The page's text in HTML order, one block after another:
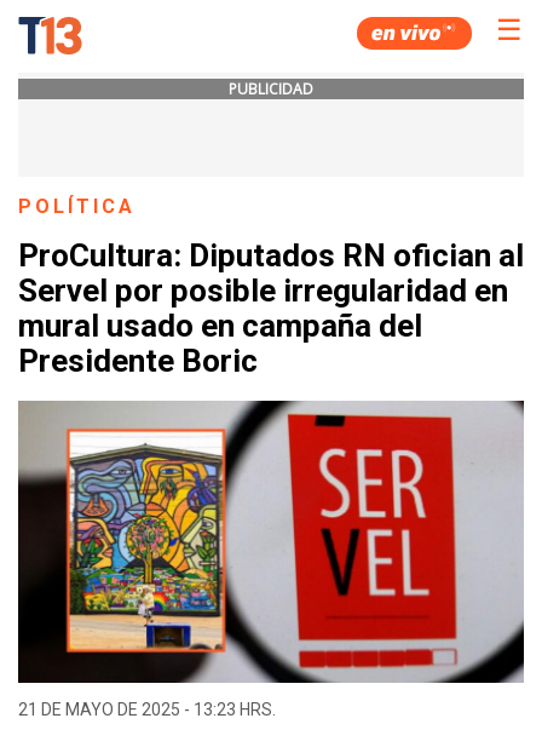
☰
PUBLICIDAD
POLÍTICA
ProCultura: Diputados RN ofician al
Servel por posible irregularidad en
mural usado en campaña del
Presidente Boric
21 DE MAYO DE 2025 - 13:23 HRS.